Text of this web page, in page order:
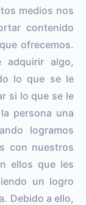
medios nos
contenido
ofrecemos.
algo,
lo que se le
si lo que se le
persona una
logramos
con nuestros
ellos que les
un logro
Debido a ello,